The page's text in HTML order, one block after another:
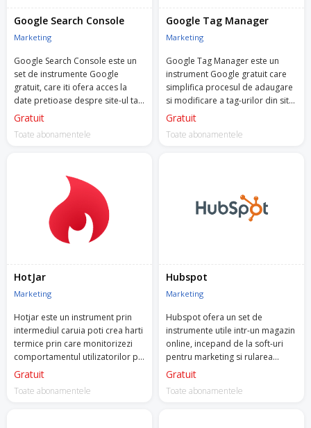
Google Search Console
Marketing
Google Search Console este un
set de instrumente Google
gratuit, care iti ofera acces la
date pretioase despre site-ul tau
si despre comportamentul la
Gratuit
Toate abonamentele
Google Tag Manager
Marketing
Google Tag Manager este un
instrument Google gratuit care
simplifica procesul de adaugare
si modificare a tag-urilor din site,
necesare pentru remarketing,
trebuiasca sa intri in cod sau sa
Gratuit
Toate abonamentele
HotJar
Marketing
Hotjar este un instrument prin
intermediul caruia poti crea harti
termice prin care monitorizezi
comportamentul utilizatorilor pe
site-ul tau: unde dau click, cat de
site-ul, unde plimba cursorul etc.
Gratuit
Toate abonamentele
Hubspot
Marketing
Hubspot ofera un set de
instrumente utile intr-un magazin
online, incepand de la soft-uri
pentru marketing si rularea
campaniilor, pana la CMS,
Gratuit
Toate abonamentele